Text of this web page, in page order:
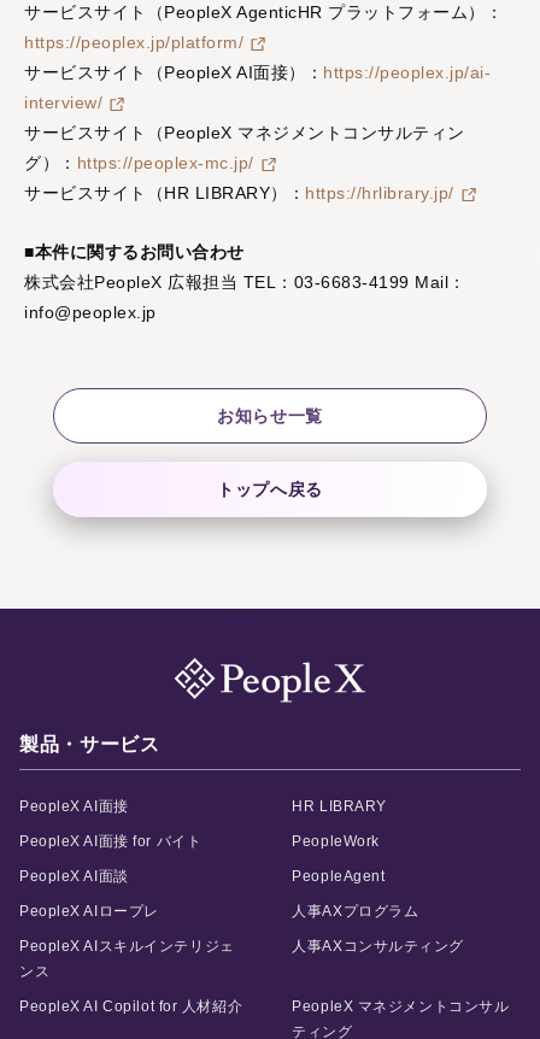
サービスサイト（PeopleX AgenticHR プラットフォーム）：
https://peoplex.jp/platform/
サービスサイト（PeopleX AI面接）： https://peoplex.jp/ai-
interview/
サービスサイト（PeopleX マネジメントコンサルティン
グ）： https://peoplex-mc.jp/
サービスサイト（HR LIBRARY）： https://hrlibrary.jp/
■本件に関するお問い合わせ
株式会社PeopleX 広報担当 TEL：03-6683-4199 Mail：
info@peoplex.jp
お知らせ一覧
トップへ戻る
製品・サービス
PeopleX AI面接 HR LIBRARY
PeopleX AI面接 for バイト PeopleWork
PeopleX AI面談 PeopleAgent
PeopleX AIロープレ 人事AXプログラム
PeopleX AIスキルインテリジェ
ンス
人事AXコンサルティング
PeopleX AI Copilot for 人材紹介
PeopleX マネジメントコンサル
ティング